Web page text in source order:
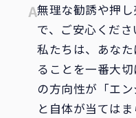
無理な勧誘や押
で、ご安心くださ
私たちは、あな
ることを一番大
の方向性が「エ
と自体が当ては